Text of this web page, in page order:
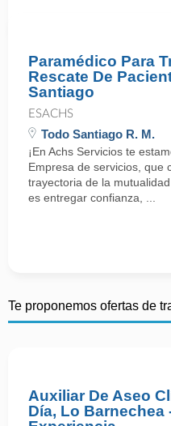
Paramédico Para
Rescate De
Santiago
ESACHS
Todo Santiago R. M.
¡En Achs Servicios te
Empresa de servicios, que
trayectoria de la
es entregar confianza, ...
Te proponemos ofertas de
Auxiliar De Aseo
Día, Lo Barnechea